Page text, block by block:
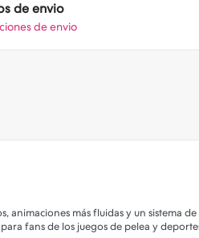
de envio
de envio
animaciones más fluidas y un sistema
fans de los juegos de pelea y